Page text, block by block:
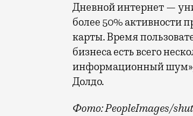
Дневной интернет —
более 50% активности
карты. Время
бизнеса есть всего
информационный шум»,
Долдо.
Фото: PeopleImages/